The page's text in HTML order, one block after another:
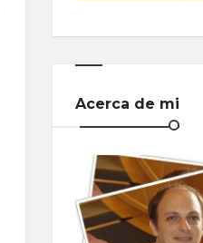
Acerca de mi